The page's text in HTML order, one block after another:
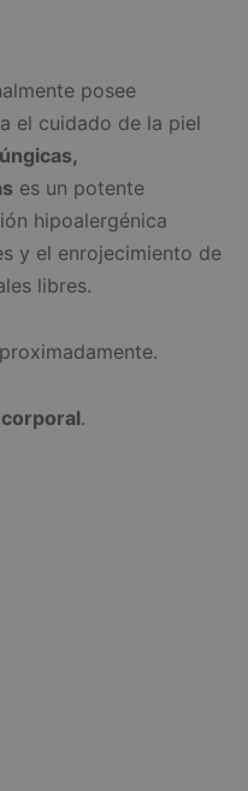
posee
el cuidado de la piel
es un potente
hipoalergénica
y el enrojecimiento de
libres.
.